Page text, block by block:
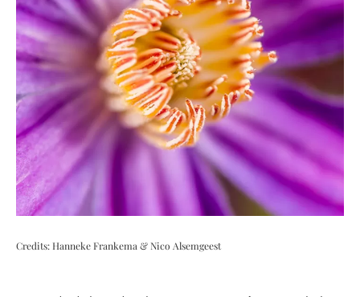
Credits: Hanneke Frankema & Nico Alsemgeest